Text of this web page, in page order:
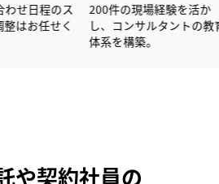
200件の現
し、コンサ
訪問・打ち合わせ日程のス
ケジュール調整はお任せく
や契約社員の